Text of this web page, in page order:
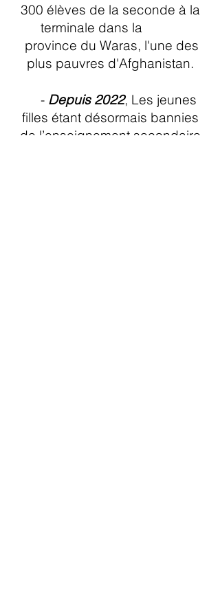
300 élèves de la seconde à la
terminale dans la
province du Waras, l'une des
plus pauvres d'Afghanistan.
- Depuis 2022, Les jeunes
filles étant désormais bannies
de l’enseignement secondaire